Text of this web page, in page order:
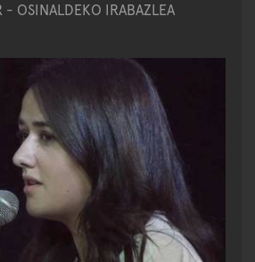
- OSINALDEKO IRABAZLEA